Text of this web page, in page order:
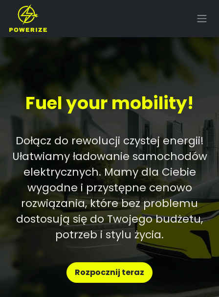
Skip to Content
Fuel your mobility!
Dołącz do rewolucji czystej energii!
Ułatwiamy ładowanie samochodów
elektrycznych. Mamy dla Ciebie
wygodne i przystępne cenowo
rozwiązania, które bez problemu
dostosują się do Twojego budżetu,
potrzeb i stylu życia.
Rozpocznij teraz